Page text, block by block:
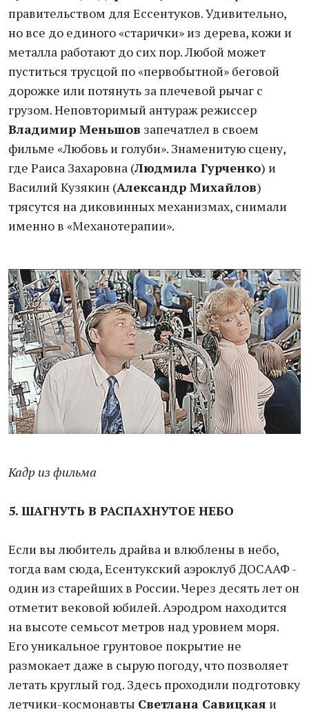
правительством для Ессентуков. Удивительно,
но все до единого «старички» из дерева, кожи и
металла работают до сих пор. Любой может
пуститься трусцой по «первобытной» беговой
дорожке или потянуть за плечевой рычаг с
грузом. Неповторимый антураж режиссер
Владимир Меньшов запечатлел в своем
фильме «Любовь и голуби». Знаменитую сцену,
где Раиса Захаровна (Людмила Гурченко) и
Василий Кузякин (Александр Михайлов)
трясутся на диковинных механизмах, снимали
именно в «Механотерапии».
Кадр из фильма
5. ШАГНУТЬ В РАСПАХНУТОЕ НЕБО
Если вы любитель драйва и влюблены в небо,
тогда вам сюда, Есентукский аэроклуб ДОСААФ -
один из старейших в России. Через десять лет он
отметит вековой юбилей. Аэродром находится
на высоте семьсот метров над уровнем моря.
Его уникальное грунтовое покрытие не
размокает даже в сырую погоду, что позволяет
летать круглый год. Здесь проходили подготовку
летчики-космонавты Светлана Савицкая и